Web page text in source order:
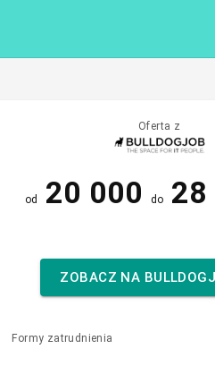
Oferta z
od 20 000 do 28
ZOBACZ NA
Formy zatrudnienia